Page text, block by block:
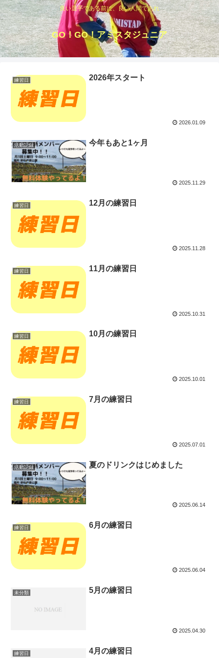
良い選手である前に、良い人間であれ
GO！GO！アミスタジュニア
練習日 2026年スタート
2026.01.09
活動記録 今年もあと1ヶ月
2025.11.29
練習日 12月の練習日
2025.11.28
練習日 11月の練習日
2025.10.31
練習日 10月の練習日
2025.10.01
練習日 7月の練習日
2025.07.01
活動記録 夏のドリンクはじめました
2025.06.14
練習日 6月の練習日
2025.06.04
未分類 5月の練習日
2025.04.30
練習日 4月の練習日